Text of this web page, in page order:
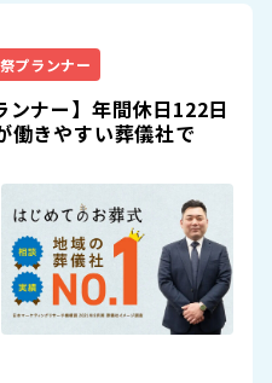
プランナー
ンナー】年間休日122日
働きやすい葬儀社で